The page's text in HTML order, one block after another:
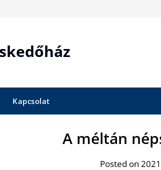
Kapcsolat
A méltán
Posted on